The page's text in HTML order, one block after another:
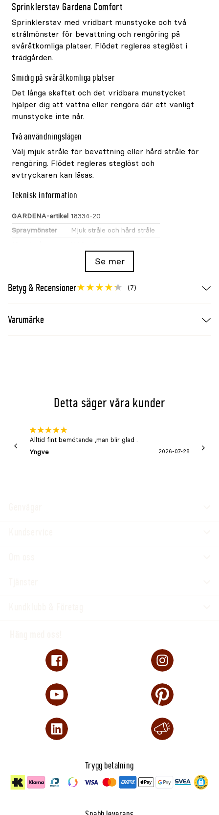
Sprinklerstav Gardena Comfort
Sprinklerstav med vridbart munstycke och två
strålmönster för bevattning och rengöring på
svåråtkomliga platser. Flödet regleras steglöst i
trädgården.
Smidig på svåråtkomliga platser
Det långa skaftet och det vridbara munstycket
hjälper dig att vattna eller rengöra där ett vanligt
munstycke inte når.
Två användningslägen
Välj mjuk stråle för bevattning eller hård stråle för
rengöring. Flödet regleras steglöst och
avtryckaren kan låsas.
Teknisk information
GARDENA-artikel 18334-20
Spraymönster
Mjuk stråle och hård stråle
Välj strålbild efter arbetet
skonsam växtbevattning och kraftigare rengöring.
Se mer
Betyg & Recensioner (7)
Varumärke
Detta säger våra kunder
Alltid fint bemötande ,man blir glad .
Yngve
2026-07-28
Trygg betalning